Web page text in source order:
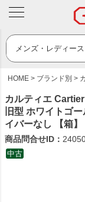
HOME ブランド別
カルティエ
旧型 ホワイトゴ
イバーなし 【箱
商品問合せID：
中古